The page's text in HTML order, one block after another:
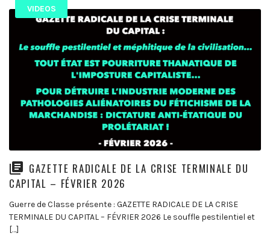
VIDEOS
GAZETTE RADICALE DE LA CRISE TERMINALE DU
CAPITAL – FÉVRIER 2026
Guerre de Classe présente : GAZETTE RADICALE DE LA CRISE
TERMINALE DU CAPITAL – FÉVRIER 2026 Le souffle pestilentiel et
[…]